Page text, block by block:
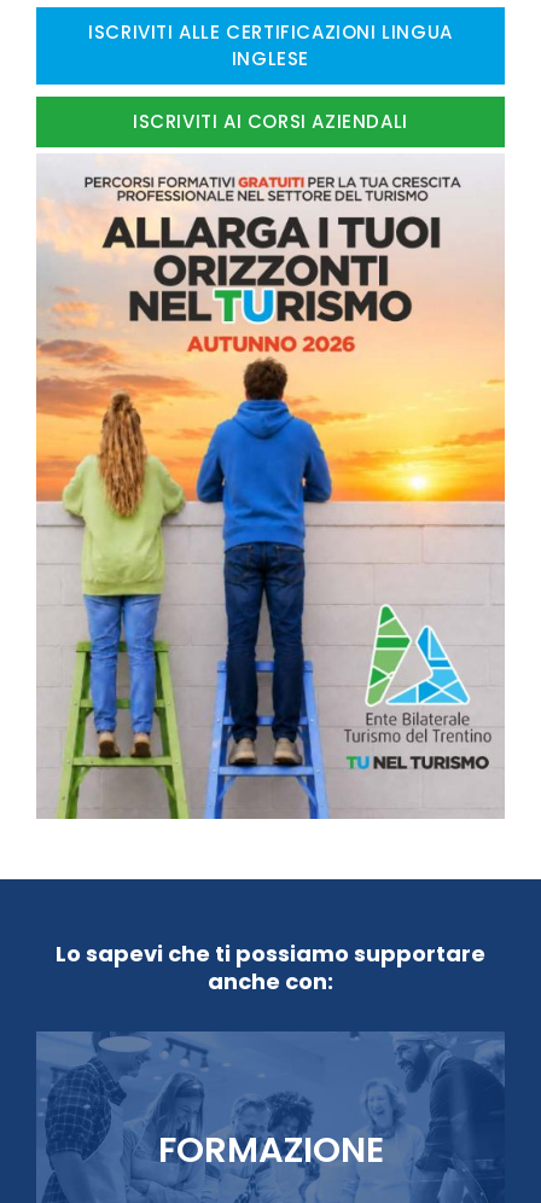
ISCRIVITI ALLE CERTIFICAZIONI LINGUA
INGLESE
ISCRIVITI AI CORSI AZIENDALI
Lo sapevi che ti possiamo supportare
anche con:
FORMAZIONE